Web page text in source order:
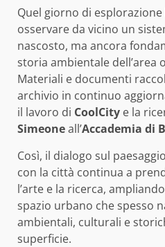
Quel giorno di
osservare da vicino un
nascosto, ma ancora
storia ambientale dell’area
Materiali e documenti
archivio in continuo
il lavoro di CoolCity e la
Simeoneall’Accademia di
Così, il dialogo sul
con la città continua a
l’arte e la ricerca,
spazio urbano che spesso
ambientali, culturali e
superficie.